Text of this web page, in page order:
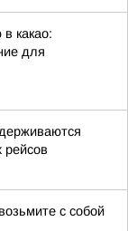
какао:
для
рейсов
с собой